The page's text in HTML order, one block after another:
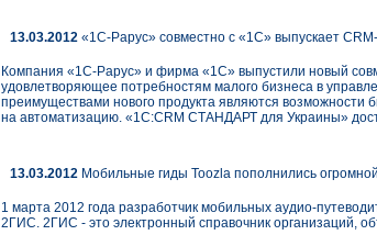
13.03.2012 «1С-Рарус» совместно с «1С» выпускает
Компания «1С-Рарус» и фирма «1С» выпустили новый
удовлетворяющее потребностям малого бизнеса в
преимуществами нового продукта являются возможности
на автоматизацию. «1С:CRM СТАНДАРТ для Украины»
13.03.2012 Мобильные гиды Toozla пополнились
1 марта 2012 года разработчик мобильных аудио-
2ГИС. 2ГИС - это электронный справочник организаций,